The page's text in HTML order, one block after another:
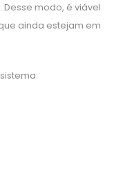
modo, é viável
ainda estejam em